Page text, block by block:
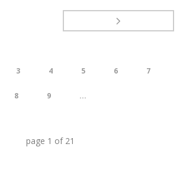
3 4 5 6 7
8 9 ...
page 1 of 21